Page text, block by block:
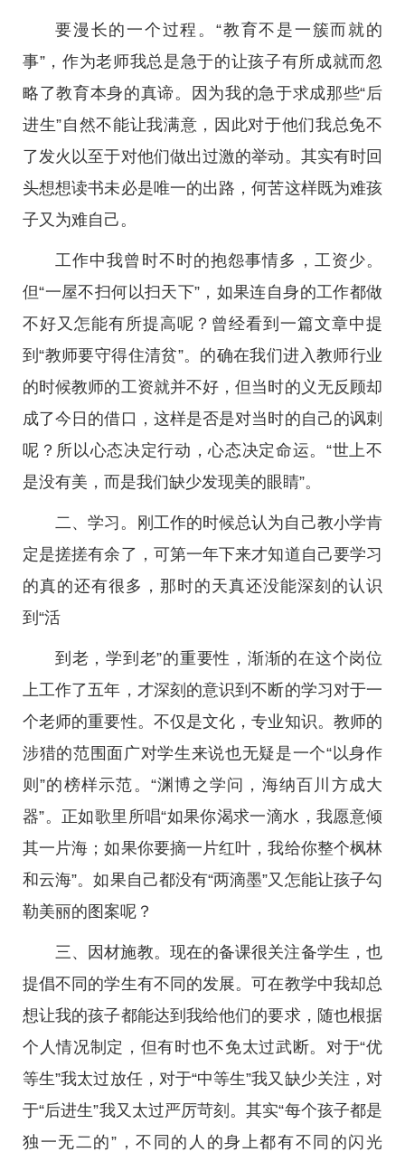
要漫长的一个过程。“教育不是一簇而就的
事”，作为老师我总是急于的让孩子有所成就而忽
略了教育本身的真谛。因为我的急于求成那些“后
进生”自然不能让我满意，因此对于他们我总免不
了发火以至于对他们做出过激的举动。其实有时回
头想想读书未必是唯一的出路，何苦这样既为难孩
子又为难自己。
工作中我曾时不时的抱怨事情多，工资少。
但“一屋不扫何以扫天下”，如果连自身的工作都做
不好又怎能有所提高呢？曾经看到一篇文章中提
到“教师要守得住清贫”。的确在我们进入教师行业
的时候教师的工资就并不好，但当时的义无反顾却
成了今日的借口，这样是否是对当时的自己的讽刺
呢？所以心态决定行动，心态决定命运。“世上不
是没有美，而是我们缺少发现美的眼睛”。
二、学习。刚工作的时候总认为自己教小学肯
定是搓搓有余了，可第一年下来才知道自己要学习
的真的还有很多，那时的天真还没能深刻的认识
到“活
到老，学到老”的重要性，渐渐的在这个岗位
上工作了五年，才深刻的意识到不断的学习对于一
个老师的重要性。不仅是文化，专业知识。教师的
涉猎的范围面广对学生来说也无疑是一个“以身作
则”的榜样示范。“渊博之学问，海纳百川方成大
器”。正如歌里所唱“如果你渴求一滴水，我愿意倾
其一片海；如果你要摘一片红叶，我给你整个枫林
和云海”。如果自己都没有“两滴墨”又怎能让孩子勾
勒美丽的图案呢？
三、因材施教。现在的备课很关注备学生，也
提倡不同的学生有不同的发展。可在教学中我却总
想让我的孩子都能达到我给他们的要求，随也根据
个人情况制定，但有时也不免太过武断。对于“优
等生”我太过放任，对于“中等生”我又缺少关注，对
于“后进生”我又太过严厉苛刻。其实“每个孩子都是
独一无二的”，不同的人的身上都有不同的闪光